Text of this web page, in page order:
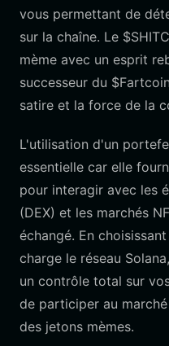
vous permettant de
sur la chaîne. Le
mème avec un esprit
successeur du
satire et la force de la
L'utilisation d'un
essentielle car elle
pour interagir avec les
(DEX) et les marchés
échangé. En
charge le réseau
un contrôle total sur
de participer au
des jetons mèmes.